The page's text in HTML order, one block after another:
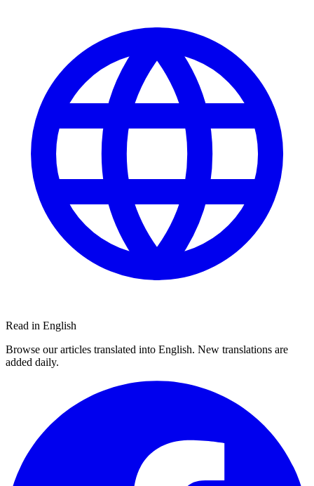
Read in English
Browse our articles translated into English. New translations are
added daily.